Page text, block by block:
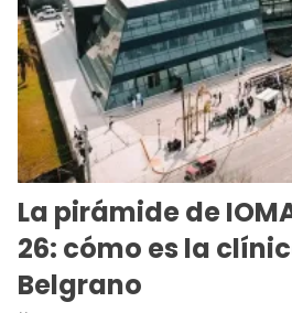
La pirámide de
26: cómo es la
Belgrano